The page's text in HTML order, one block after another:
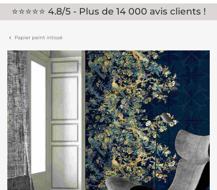
⭐⭐⭐⭐⭐ 4.8/5 - Plus de 14 000 avis clients !
Papier peint intissé